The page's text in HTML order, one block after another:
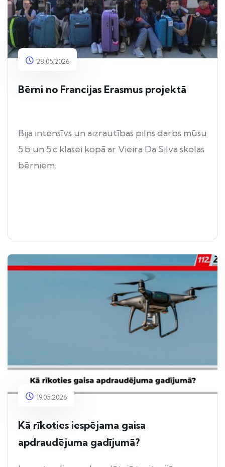
28.05.2026
Bērni no Francijas Erasmus projektā
Bija intensīvs un aizrautības pilns darbs mūsu
5.b un 5.c klasei kopā ar Vieira Da Silva skolas
bērniem.
19.05.2026
Kā rīkoties iespējama gaisa
apdraudējuma gadījumā?